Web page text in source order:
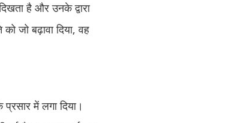
है और उनके द्वारा
जो बढ़ावा दिया, वह
में लगा दिया।